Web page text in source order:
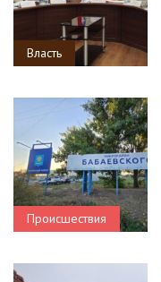
Власть
Происшествия